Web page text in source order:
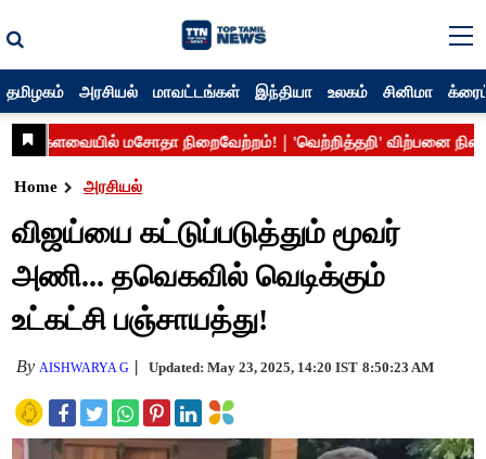
தமிழகம் அரசியல் மாவட்டங்கள் இந்தியா உலகம் சினிமா
Home அரசியல்
விஜய்யை கட்டுப்படுத்தும் மூவர்
அணி... தவெகவில் வெடிக்கும்
உட்கட்சி பஞ்சாயத்து!
By AISHWARYA G Updated: May 23, 2025, 14:20 IST 8:50:23 AM